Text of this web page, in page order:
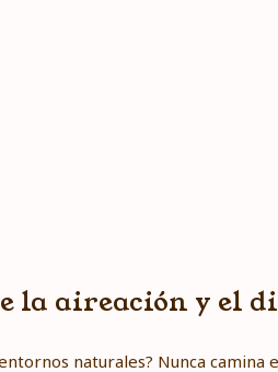
la aireación y el
naturales? Nunca camina